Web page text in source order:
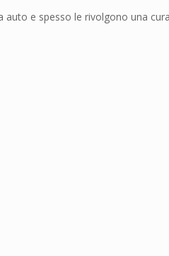
e spesso le rivolgono una